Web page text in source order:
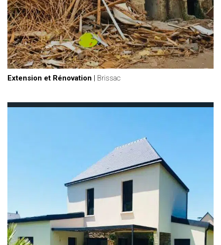
Extension et Rénovation | Brissac